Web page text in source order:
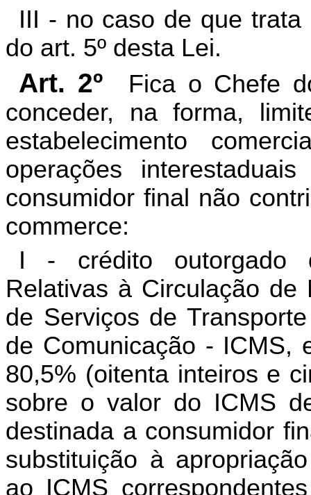
III - no caso de que
do art. 5º desta Lei.
Art. 2º
Fica o Chefe
conceder, na forma,
estabelecimento
operações
consumidor final não
commerce:
I - crédito outorgado
Relativas à Circulação de
de Serviços de
de Comunicação - ICMS,
80,5% (oitenta inteiros e
sobre o valor do ICMS
destinada a consumidor
substituição à
ao ICMS